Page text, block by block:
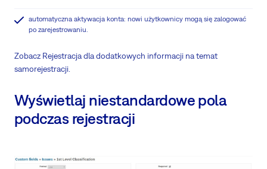
automatyczna aktywacja konta: nowi użytkownicy mogą się zalogować
po zarejestrowaniu.
Zobacz Rejestracja dla dodatkowych informacji na temat
samorejestracji.
Wyświetlaj niestandardowe pola
podczas rejestracji